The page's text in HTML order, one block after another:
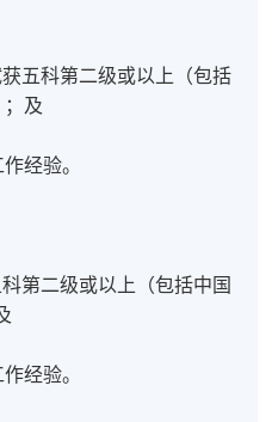
五科第二级或以上（包括
及
经验。
第二级或以上（包括中国
经验。